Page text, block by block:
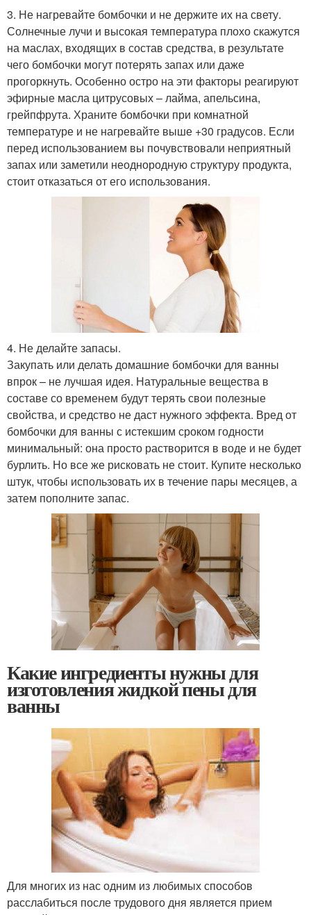
3. Не нагревайте бомбочки и не держите их на свету.
Солнечные лучи и высокая температура плохо скажутся
на маслах, входящих в состав средства, в результате
чего бомбочки могут потерять запах или даже
прогоркнуть. Особенно остро на эти факторы реагируют
эфирные масла цитрусовых – лайма, апельсина,
грейпфрута. Храните бомбочки при комнатной
температуре и не нагревайте выше +30 градусов. Если
перед использованием вы почувствовали неприятный
запах или заметили неоднородную структуру продукта,
стоит отказаться от его использования.
4. Не делайте запасы.
Закупать или делать домашние бомбочки для ванны
впрок – не лучшая идея. Натуральные вещества в
составе со временем будут терять свои полезные
свойства, и средство не даст нужного эффекта. Вред от
бомбочки для ванны с истекшим сроком годности
минимальный: она просто растворится в воде и не будет
бурлить. Но все же рисковать не стоит. Купите несколько
штук, чтобы использовать их в течение пары месяцев, а
затем пополните запас.
Какие ингредиенты нужны для
изготовления жидкой пены для
ванны
Для многих из нас одним из любимых способов
расслабиться после трудового дня является прием